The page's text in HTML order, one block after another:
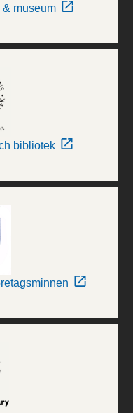
& museum
bibliotek